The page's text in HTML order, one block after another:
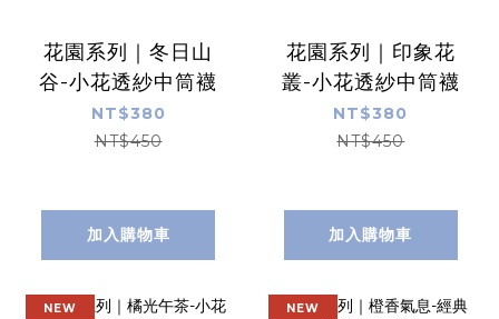
花園系列｜冬日山
谷-小花透紗中筒襪
NT$380
NT$450
加入購物車
花園系列｜印象花
叢-小花透紗中筒襪
NT$380
NT$450
加入購物車
NEW NEW